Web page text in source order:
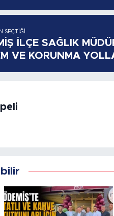
SEÇTIĞI
İLÇE SAĞLIK
VE KORUNMA